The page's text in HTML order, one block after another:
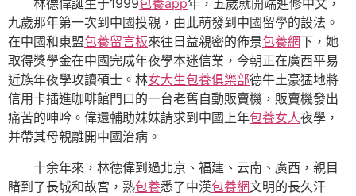
林德偉誕生于1999包養app年，五歲就開端進修中文，
九歲那年第一次到中國投親，由此萌發到中國留學的設法。
在中國和東盟包養留言板來往日益親密的佈景包養網下，她
取得獎學金在中國完成年夜學本迷信業，今朝正在廣西平易
近族年夜學攻讀碩士。林女大生包養俱樂部德牛土豪猛地將
信用卡插進咖啡館門口的一台老舊自動販賣機，販賣機發出
痛苦的呻吟。偉還輔助妹妹請求到中國上年包養女人夜學，
并帶其母親離開中國治病。
十余年來，林德偉到過北京、福建、云南、廣西，親目
睹到了長城和故宮，熟包養悉了中漢包養網文明的長久汗